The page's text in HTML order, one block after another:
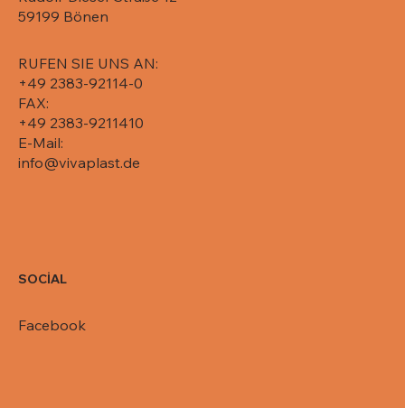
Pack/Karton, 071-5750
Pack/Karton, 071-5725
Pack/Karton, 071-5715
Pack/Karton, 071-5710
650, 081-R65-650L
59199 Bönen
RUFEN SIE UNS AN:
+49 2383-92114-0
FAX:
+49 2383-9211410
E-Mail:
info@vivaplast.de
SOCİAL
Facebook